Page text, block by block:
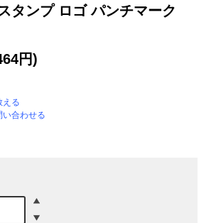
タンプ ロゴ パンチマーク
円)
える
い合わせる